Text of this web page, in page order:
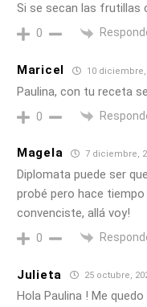
Si se secan las frutillas
0
Maricel 10 diciembre,
Paulina, con tu receta
0
Magela 7 diciembre,
Diplomata puede ser
probé pero hace
convenciste, allá voy!
0
Julieta 25 octubre,
Hola Paulina ! Me